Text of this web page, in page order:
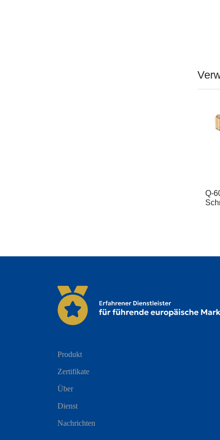
Q-
Produkt
Zertifikate
Über
Dienst
Nachrichten